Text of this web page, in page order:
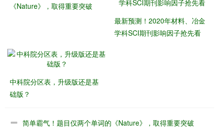
《Nature》，取得重要突破
最新预测！2020年材料、冶金
学科SCI期刊影响因子抢先看
中科院分区表，升级版还是基
础版？
简单霸气！题目仅两个单词的《Nature》，取得重要突破